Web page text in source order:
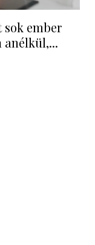
sok ember
anélkül,...